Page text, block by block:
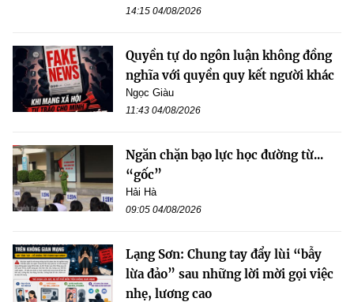
14:15 04/08/2026
Quyền tự do ngôn luận không đồng
nghĩa với quyền quy kết người khác
Ngọc Giàu
11:43 04/08/2026
Ngăn chặn bạo lực học đường từ...
“gốc”
Hải Hà
09:05 04/08/2026
Lạng Sơn: Chung tay đẩy lùi “bẫy
lừa đảo” sau những lời mời gọi việc
nhẹ, lương cao